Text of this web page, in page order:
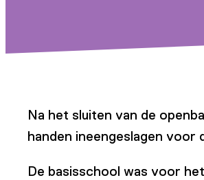
Na het sluiten van de
handen ineengeslagen voor
De basisschool was voor